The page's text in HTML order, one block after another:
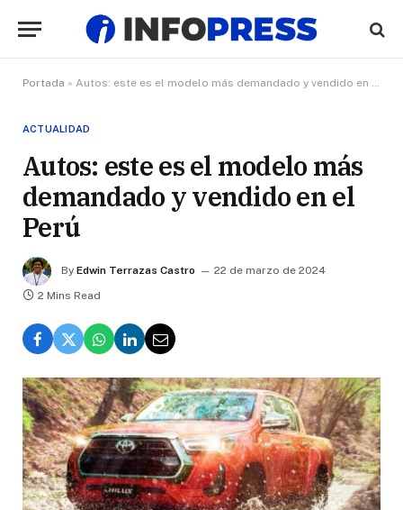
Portada » Autos: este es el modelo más demandado y vendido en el Perú
ACTUALIDAD
Autos: este es el modelo más
demandado y vendido en el
Perú
By Edwin Terrazas Castro
22 de marzo de 2024
2 Mins Read